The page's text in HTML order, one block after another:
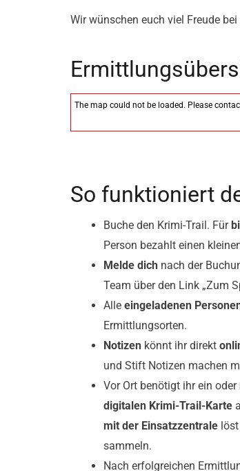
Wir wünschen euch viel Freude
The map could not be loaded. Please
So funktioniert
Buche den Krimi-Trail. Für
Person bezahlt einen
Melde dich nach der
Team über den Link „Zum
Alle eingeladenen
Ermittlungsorten.
Notizen könnt ihr direkt
und Stift Notizen machen
Vor Ort benötigt ihr ein oder
digitalen Krimi-Trail-Karte
mit der Einsatzzentrale
sammeln.
Nach erfolgreichen